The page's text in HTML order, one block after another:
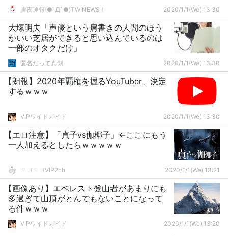
雪夜速報(●ﾟДﾟ●)TWINEWS！ 2020/1/1(We) 13:30
大塚明夫「声優という肩書きの人間のほう
がいい芝居ができると思い込んでいるのは
一部のオタクだけ」
匿名だって真剣 2020/1/1(We) 13:30
【朗報】2020年覇権を握るYouTuber、決定
するｗｗｗ
VIPワイドガイド 2020/1/1(We) 13:30
【エロ注意】「貞子vs伽椰子」←ここにもう
一人加えるとしたらｗｗｗｗｗ
ニコニコVIP2ch 2020/1/1(We) 13:21
【画像あり】エベレスト登山者があまりにも
多過ぎて山頂がとんでもないことになって
る件ｗｗｗ
VIPワイドガイド 2020/1/1(We) 13:20